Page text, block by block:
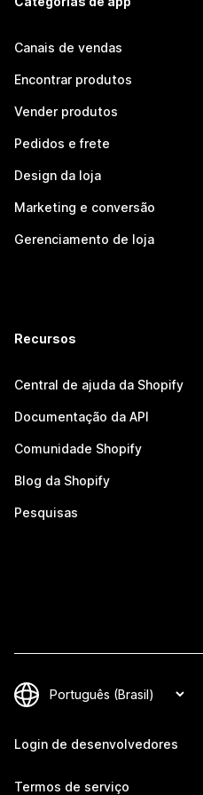
Canais de vendas
Encontrar produtos
Vender produtos
Pedidos e frete
Design da loja
Marketing e conversão
Gerenciamento de loja
Recursos
Central de ajuda da Shopify
Documentação da API
Comunidade Shopify
Blog da Shopify
Pesquisas
Login de desenvolvedores
Termos de serviço